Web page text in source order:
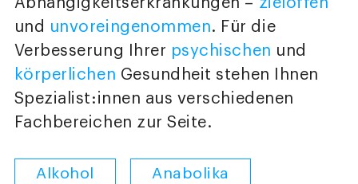
und unvoreingenommen. Für die
Verbesserung Ihrer psychischen und
körperlichen Gesundheit stehen Ihnen
Spezialist:innen aus verschiedenen
Fachbereichen zur Seite.
Alkohol Anabolika